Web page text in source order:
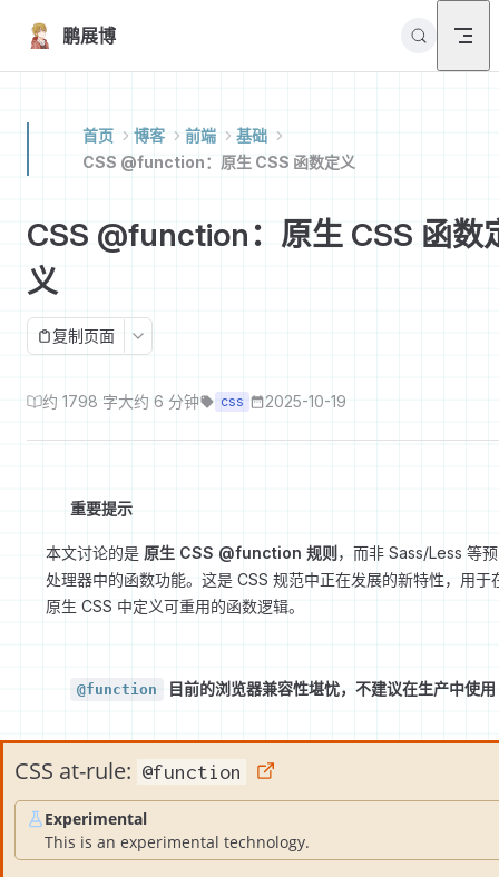
Skip to content
鹏展博
首页 博客 前端
基础
CSS @function：原生 CSS 函数定义
CSS @function：原生 CSS 函数
义
复制页面
约 1798 字大约 6 分钟 css 2025-10-19
重要提示
本文讨论的是 原生 CSS @function 规则 ，而非 Sass/Less 等预
处理器中的函数功能。这是 CSS 规范中正在发展的新特性，用于
原生 CSS 中定义可重用的函数逻辑。
@function 目前的浏览器兼容性堪忧，不建议在生产中使用